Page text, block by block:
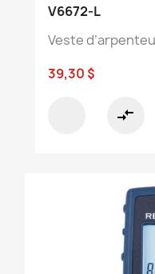
V6672-L
Veste
39,30 $
compare_arrows